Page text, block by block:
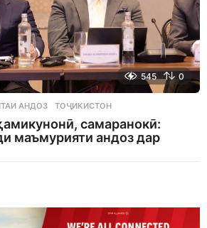
545 0
АНДОЗ ,ТОҶИКИСТОН
самаранокӣ:
маъмурияти андоз дар